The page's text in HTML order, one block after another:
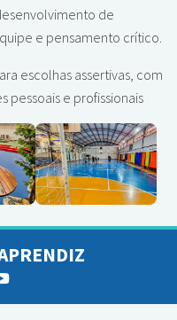
de
e pensamento crítico.
escolhas assertivas, com
pessoais e profissionais